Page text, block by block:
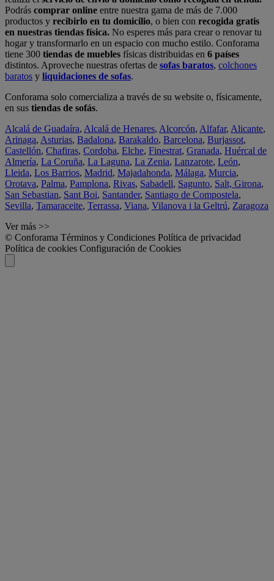
Podrás comprar online entre nuestra gama de más de 7.000
productos y recibirlo en tu domicilio, o bien con recogida gratis
en nuestras tiendas física. No esperes más para crear o renovar tu
hogar y transformarlo en un espacio con mucho estilo. Conforama
tiene 300 tiendas de muebles físicas distribuidas en 6 países
distintos. Aproveche nuestras ofertas de sofas baratos, colchones
baratos y liquidaciones de sofas.
Conforama solo comercializa a través de su website o, físicamente,
en sus tiendas de sofás.
Alcalá de Guadaíra, Alcalá de Henares, Alcorcón, Alfafar, Alicante,
Arinaga, Asturias, Badalona, Barakaldo, Barcelona, Burjassot,
Castellón, Chafiras, Cordoba, Elche, Finestrat, Granada, Huércal de
Almería, La Coruña, La Laguna, La Zenia, Lanzarote, León,
Lleida, Los Barrios, Madrid, Majadahonda, Málaga, Murcia,
Orotava, Palma, Pamplona, Rivas, Sabadell, Sagunto, Salt, Girona,
San Sebastian, Sant Boi, Santander, Santiago de Compostela,
Sevilla, Tamaraceite, Terrassa, Viana, Vilanova i la Geltrú, Zaragoza
Ver más >>
© Conforama Términos y Condiciones Política de privacidad
Política de cookies Configuración de Cookies